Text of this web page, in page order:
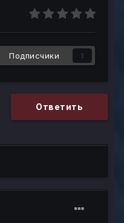
Подписчики 1
Ответить